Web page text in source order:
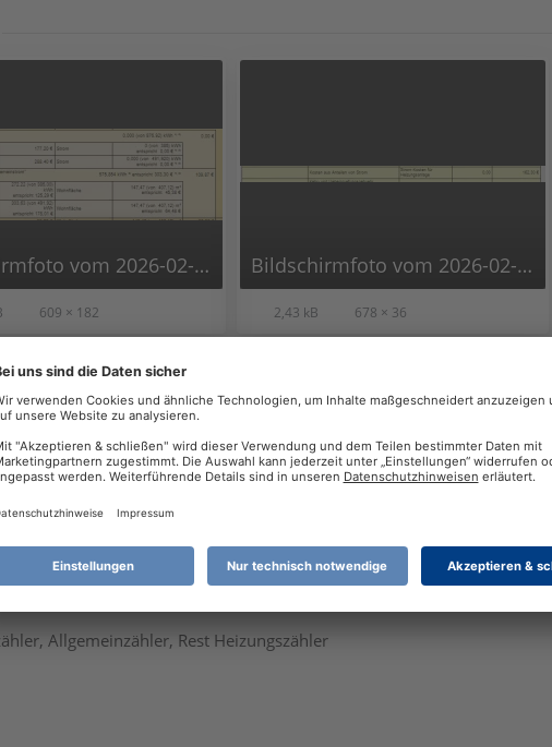
Bildschirmfoto vom 2026-02-24 13-58-08.png
609 × 182
Bildschirmfoto vom 2026-02-24 14-00-09.png
2,43 kB 678 × 36
um 15:12
mit den Hilfsallgemeinzähler.
Allgemeinzähler, Rest Heizungszähler